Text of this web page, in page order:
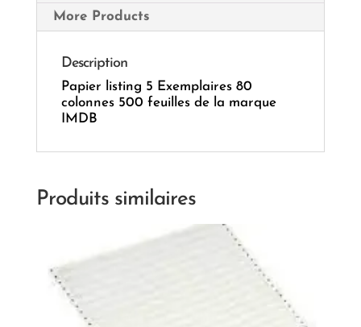
More Products
Description
Papier listing 5 Exemplaires 80
colonnes 500 feuilles de la marque
IMDB
Produits similaires